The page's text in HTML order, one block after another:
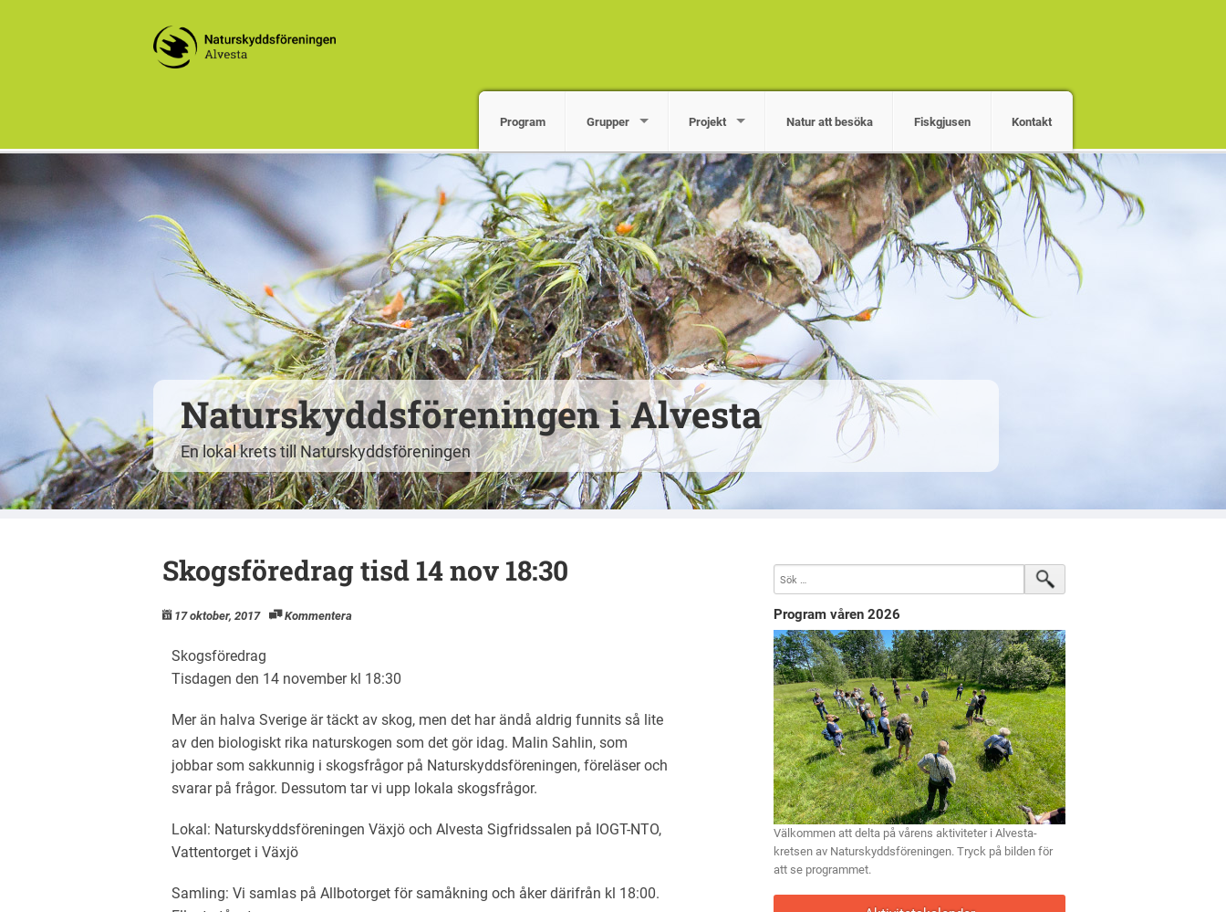
Program Grupper Projekt Natur att besöka Fiskgjusen Kontakt
Naturskyddsföreningen i Alvesta
En lokal krets till Naturskyddsföreningen
Skogsföredrag tisd 14 nov 18:30
17 oktober, 2017 Kommentera
Skogsföredrag
Tisdagen den 14 november kl 18:30
Mer än halva Sverige är täckt av skog, men det har ändå aldrig funnits så lite
av den biologiskt rika naturskogen som det gör idag. Malin Sahlin, som
jobbar som sakkunnig i skogsfrågor på Naturskyddsföreningen, föreläser och
svarar på frågor. Dessutom tar vi upp lokala skogsfrågor.
Lokal: Naturskyddsföreningen Växjö och Alvesta Sigfridssalen på IOGT-NTO,
Vattentorget i Växjö
Samling: Vi samlas på Allbotorget för samåkning och åker därifrån kl 18:00.
Program våren 2026
Välkommen att delta på vårens aktiviteter i Alvesta-
kretsen av Naturskyddsföreningen. Tryck på bilden för
att se programmet.